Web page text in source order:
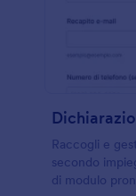
Raccogli e
secondo
di modulo